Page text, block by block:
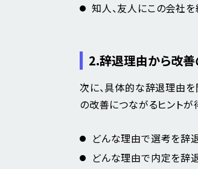
知人、友人にこの会社
2.辞退理由から改善
次に、具体的な辞退理由
の改善につながるヒントが
どんな理由で選考を辞
どんな理由で内定を辞